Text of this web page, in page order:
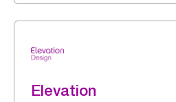
Elevation